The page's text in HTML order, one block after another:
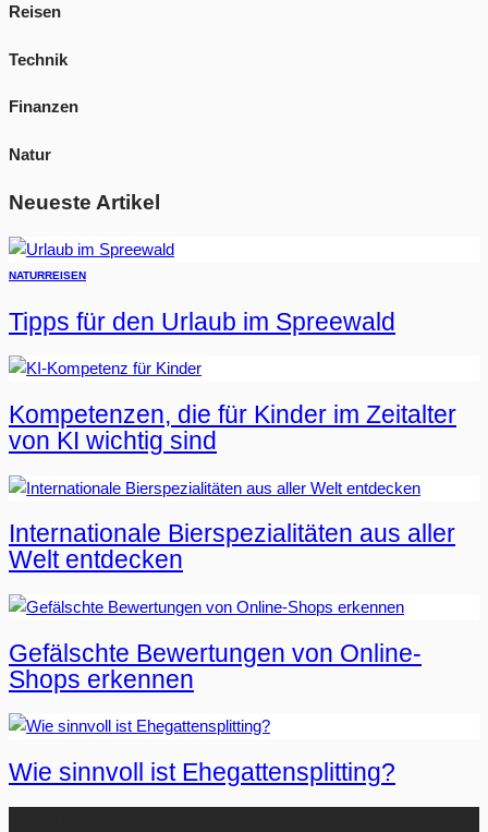
Reisen
Technik
Finanzen
Natur
Neueste Artikel
NATURREISEN
Tipps für den Urlaub im Spreewald
Kompetenzen, die für Kinder im Zeitalter
von KI wichtig sind
Internationale Bierspezialitäten aus aller
Welt entdecken
Gefälschte Bewertungen von Online-
Shops erkennen
Wie sinnvoll ist Ehegattensplitting?